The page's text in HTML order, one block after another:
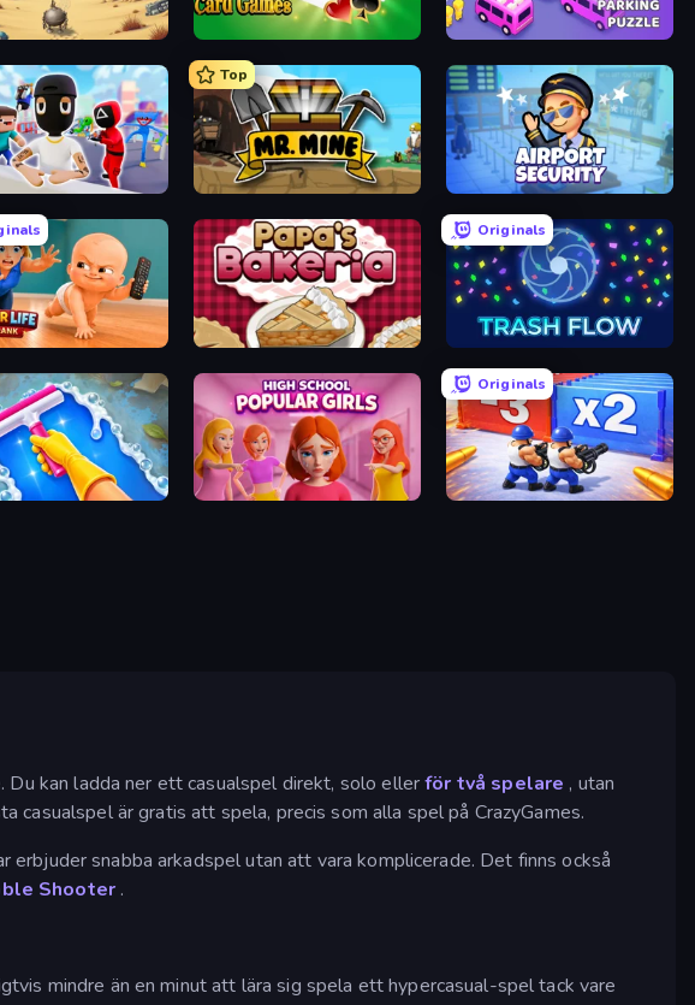
Car OUT! Jam Parking Puzzle
Top
Mr. Mine Airport Security
Life Simulator: Prank Papa's Bakeria
Originals
Trash Flow
Merge Story High School Popular Girls
Originals
Battle Brigade
kan ladda ner ett casualspel direkt, solo ellerför två spelare , utan
casualspel är gratis att spela, precis som alla spel på CrazyGames.
erbjuder snabba arkadspel utan att vara komplicerade. Det finns också
Shooter .
mindre än en minut att lära sig spela ett hypercasual-spel tack vare